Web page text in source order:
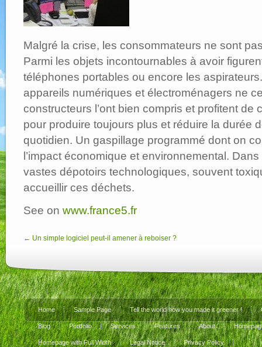
Malgré la crise, les consommateurs ne sont
Parmi les objets incontournables à avoir
téléphones portables ou encore les
appareils numériques et électroménagers ne
constructeurs l’ont bien compris et profitent de
pour produire toujours plus et réduire la durée
quotidien. Un gaspillage programmé dont on
l’impact économique et environnemental.
vastes dépotoirs technologiques, souvent
accueillir ces déchets.
See on www.france5.fr
← Un simple logiciel peut-il amener à reboiser ?
Home Sample Page Tell the world how you made it greener !
Blog Portfolio Services Features About
Homepage with Full Width Legal Notice Privacy Policy